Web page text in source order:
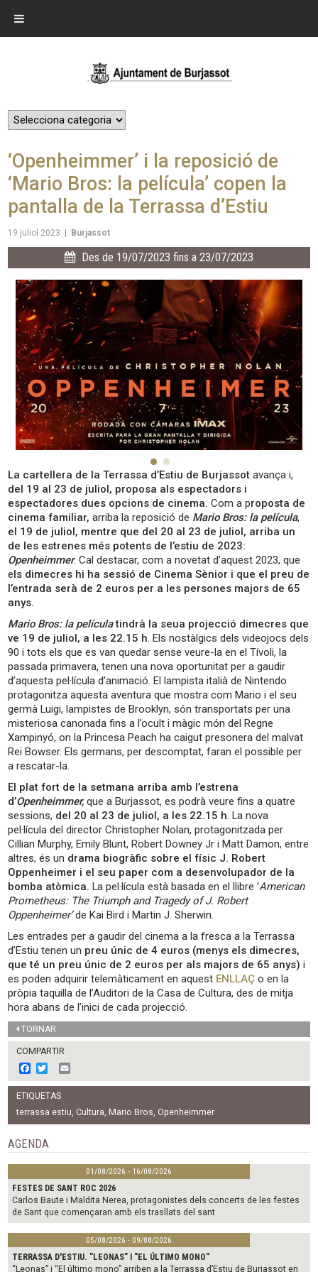
‘Openheimmer’ i la reposició de
‘Mario Bros: la película’ copen la
pantalla de la Terrassa d’Estiu
19 juliol 2023 Burjassot
Des de 19/07/2023 fins a 23/07/2023
La cartellera de la Terrassa d’Estiu de Burjassot avança i,
del 19 al 23 de juliol, proposa als espectadors i
espectadores dues opcions de cinema. Com a proposta de
cinema familiar, arriba la reposició de Mario Bros: la película,
el 19 de juliol, mentre que del 20 al 23 de juliol, arriba un
de les estrenes més potents de l’estiu de 2023:
Openheimmer. Cal destacar, com a novetat d’aquest 2023, que
els dimecres hi ha sessió de Cinema Sènior i que el preu de
l’entrada serà de 2 euros per a les persones majors de 65
anys.
Mario Bros: la película tindrà la seua projecció dimecres que
ve 19 de juliol, a les 22.15 h. Els nostàlgics dels videojocs dels
90 i tots els que es van quedar sense veure-la en el Tívoli, la
passada primavera, tenen una nova oportunitat per a gaudir
d’aquesta pel·lícula d’animació. El lampista italià de Nintendo
protagonitza aquesta aventura que mostra com Mario i el seu
germà Luigi, lampistes de Brooklyn, són transportats per una
misteriosa canonada fins a l’ocult i màgic món del Regne
Xampinyó, on la Princesa Peach ha caigut presonera del malvat
Rei Bowser. Els germans, per descomptat, faran el possible per
a rescatar-la.
El plat fort de la setmana arriba amb l’estrena
d’Openheimmer, que a Burjassot, es podrà veure fins a quatre
sessions, del 20 al 23 de juliol, a les 22.15 h. La nova
pel·lícula del director Christopher Nolan, protagonitzada per
Cillian Murphy, Emily Blunt, Robert Downey Jr i Matt Damon, entre
altres, és un drama biogràfic sobre el físic J. Robert
Oppenheimer i el seu paper com a desenvolupador de la
bomba atòmica. La pel·lícula està basada en el llibre ‘American
Prometheus: The Triumph and Tragedy of J. Robert
Oppenheimer’de Kai Bird i Martin J. Sherwin.
Les entrades per a gaudir del cinema a la fresca a la Terrassa
d’Estiu tenen un preu únic de 4 euros (menys els dimecres,
que té un preu únic de 2 euros per als majors de 65 anys) i
es poden adquirir telemàticament en aquest ENLLAÇ o en la
pròpia taquilla de l’Auditori de la Casa de Cultura, des de mitja
hora abans de l’inici de cada projecció.
TORNAR
COMPARTIR
F
a
c
e
b
o
o
k
w
i
t
t
e
m
a
l
ETIQUETAS
terrassa estiu, Cultura, Mario Bros, Openheimmer
AGENDA
01/08/2026 - 16/08/2026
FESTES DE SANT ROC 2026
Carlos Baute i Maldita Nerea, protagonistes dels concerts de les festes
de Sant que començaran amb els trasllats del sant
05/08/2026 - 09/08/2026
TERRASSA D'ESTIU. "LEONAS" I "EL ÚLTIMO MONO"
“Leonas” i “El último mono” arriben a la Terrassa d’Estiu de Burjassot en